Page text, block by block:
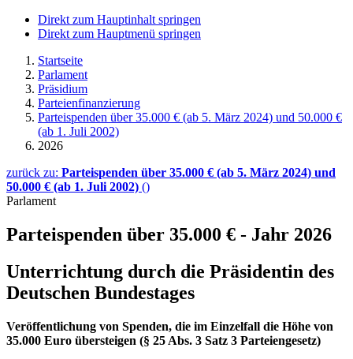
Direkt zum Hauptinhalt springen
Direkt zum Hauptmenü springen
Startseite
Parlament
Präsidium
Parteienfinanzierung
Parteispenden über 35.000 € (ab 5. März 2024) und 50.000 €
(ab 1. Juli 2002)
2026
zurück zu: Parteispenden über 35.000 € (ab 5. März 2024) und
50.000 € (ab 1. Juli 2002) ()
Parlament
Parteispenden über 35.000 € - Jahr 2026
Unterrichtung durch die Präsidentin des
Deutschen Bundestages
Veröffentlichung von Spenden, die im Einzelfall die Höhe von
35.000 Euro übersteigen (§ 25 Abs. 3 Satz 3 Parteiengesetz)